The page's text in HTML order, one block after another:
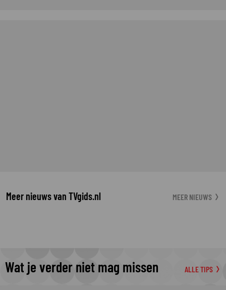
Meer nieuws van TVgids.nl MEER NIEUWS
Wat je verder niet mag missen ALLE TIPS